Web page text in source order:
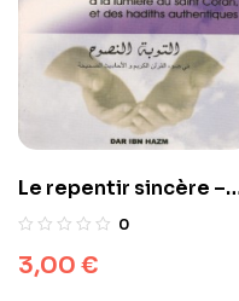
Le repentir sincère –
التوبة النصوحة
0
3,00 €